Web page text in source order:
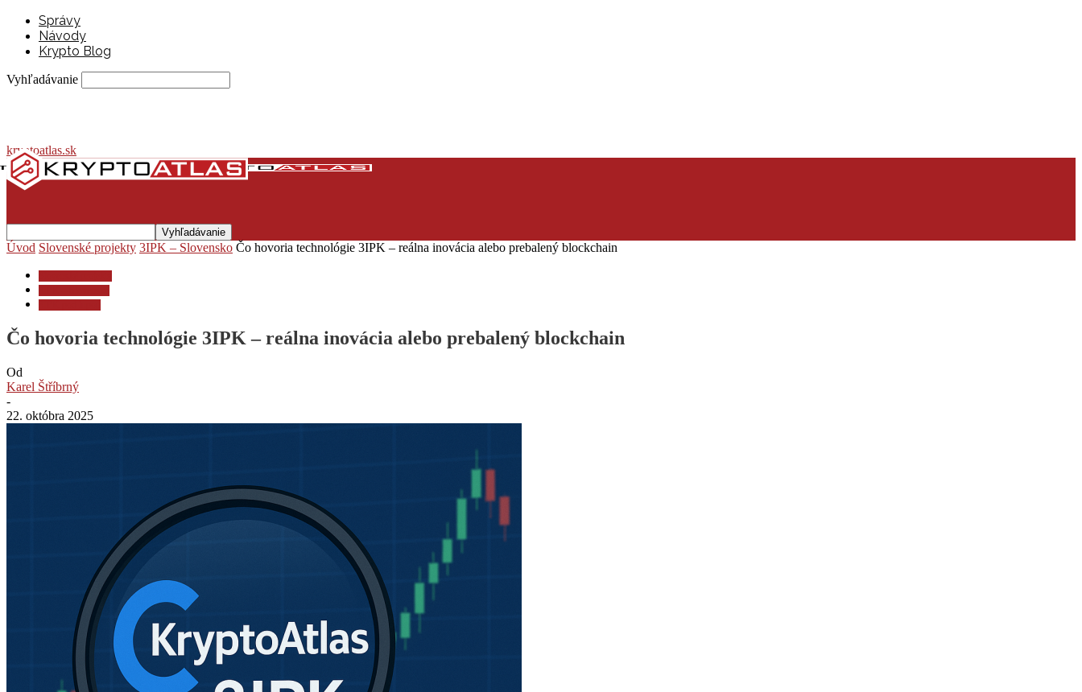
Správy
Návody
Krypto Blog
Vyhľadávanie
kryptoatlas.sk
Úvod Slovenské projekty 3IPK – Slovensko Čo hovoria technológie 3IPK – reálna inovácia alebo prebalený blockchain
Čo hovoria technológie 3IPK – reálna inovácia alebo prebalený blockchain
Od
Karel Štříbrný
-
22. októbra 2025